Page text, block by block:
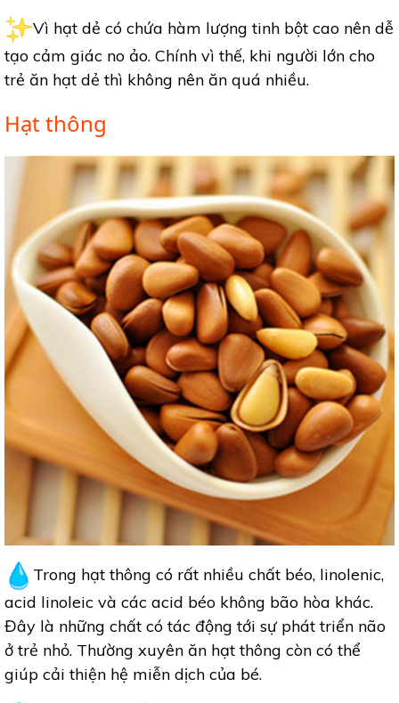
Vì hạt dẻ có chứa hàm lượng tinh bột cao nên dễ
tạo cảm giác no ảo. Chính vì thế, khi người lớn cho
trẻ ăn hạt dẻ thì không nên ăn quá nhiều.
Hạt thông
Trong hạt thông có rất nhiều chất béo, linolenic,
acid linoleic và các acid béo không bão hòa khác.
Đây là những chất có tác động tới sự phát triển não
ở trẻ nhỏ. Thường xuyên ăn hạt thông còn có thể
giúp cải thiện hệ miễn dịch của bé.